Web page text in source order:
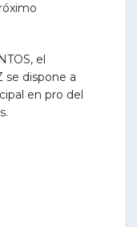
el
se dispone a
en pro del